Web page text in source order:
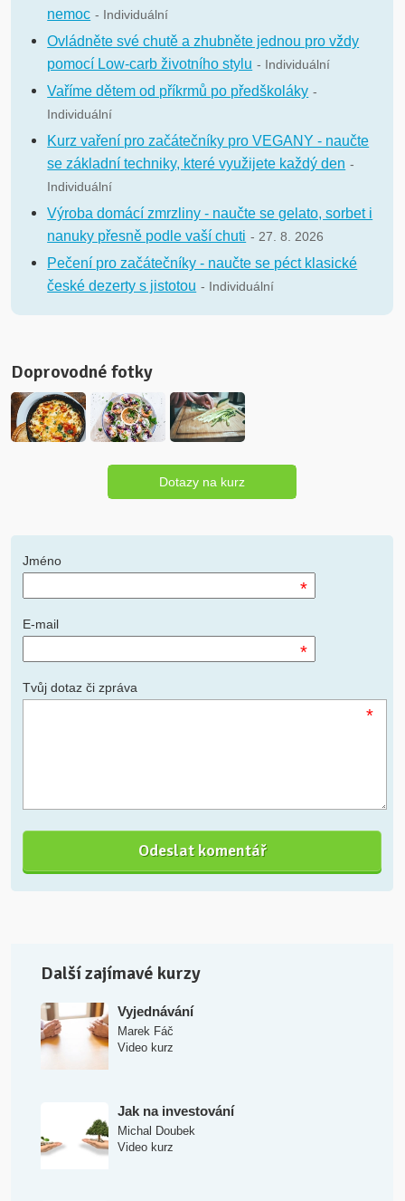
nemoc - Individuální
Ovládněte své chutě a zhubněte jednou pro vždy
pomocí Low-carb životního stylu - Individuální
Vaříme dětem od příkrmů po předškoláky -
Individuální
Kurz vaření pro začátečníky pro VEGANY - naučte
se základní techniky, které využijete každý den -
Individuální
Výroba domácí zmrzliny - naučte se gelato, sorbet i
nanuky přesně podle vaší chuti - 27. 8. 2026
Pečení pro začátečníky - naučte se péct klasické
české dezerty s jistotou - Individuální
Doprovodné fotky
Dotazy na kurz
Jméno
*
E-mail
*
Tvůj dotaz či zpráva
*
Další zajímavé kurzy
Vyjednávání
Marek Fáč
Video kurz
Jak na investování
Michal Doubek
Video kurz